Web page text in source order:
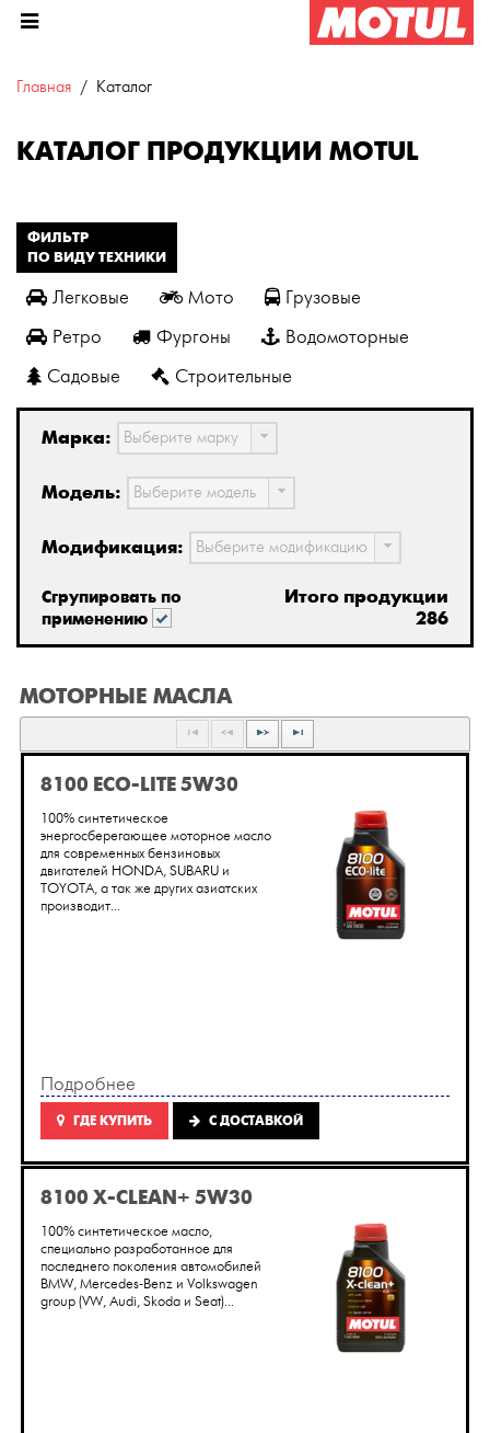
Главная Каталог
КАТАЛОГ ПРОДУКЦИИ MOTUL
ФИЛЬТР
ПО ВИДУ ТЕХНИКИ
Легковые Мото
Грузовые
Ретро
Фургоны
Водомоторные
Садовые
Строительные
Марка: Выберите марку
Модель: Выберите модель
Модификация: Выберите модификацию
Сгрупировать по
применению
Итого продукции
286
МОТОРНЫЕ МАСЛА
8100 ECO-LITE 5W30
100% синтетическое
энергосберегающее моторное масло
для современных бензиновых
двигателей HONDA, SUBARU и
TOYOTA, а так же других азиатских
производит...
Подробнее
ГДЕ КУПИТЬ C ДОСТАВКОЙ
8100 X-CLEAN+ 5W30
100% синтетическое масло,
специально разработанное для
последнего поколения автомобилей
BMW, Mercedes-Benz и Volkswagen
group (VW, Audi, Skoda и Seat)...